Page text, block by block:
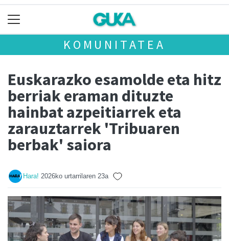
KOMUNITATEA
Euskarazko esamolde eta hitz
berriak eraman dituzte
hainbat azpeitiarrek eta
zarauztarrek 'Tribuaren
berbak' saiora
Hara! 2026ko urtarrilaren 23a